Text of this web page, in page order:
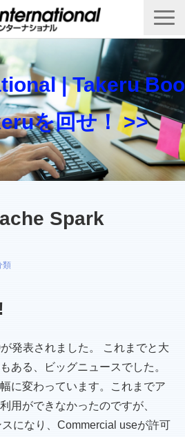
・サービス一覧
技術情報ブログ
会社概要
お問い合わせ
| Takeru Boo
を回せ！ >>
Spark
類
発表されました。 これまでと大
ある、ビッグニュースでした。
に変わっています。これまでア
用ができなかったのですが、
になり、Commercial useが許可